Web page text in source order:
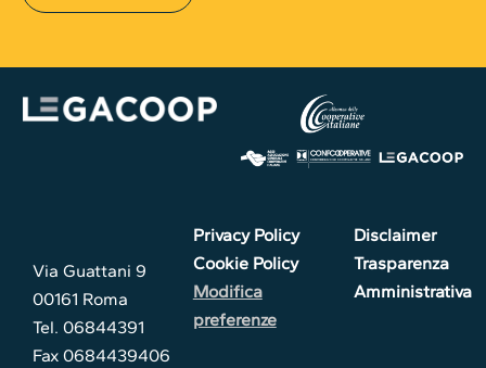
Via Guattani 9
00161 Roma
Tel. 06844391
Fax 0684439406
Privacy Policy
Cookie Policy
Modifica
preferenze
Disclaimer
Trasparenza
Amministrativa